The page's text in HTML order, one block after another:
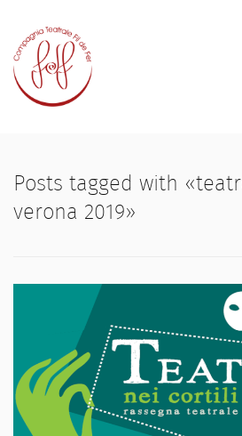
Elenco opere
Posts tagged with
verona 2019»